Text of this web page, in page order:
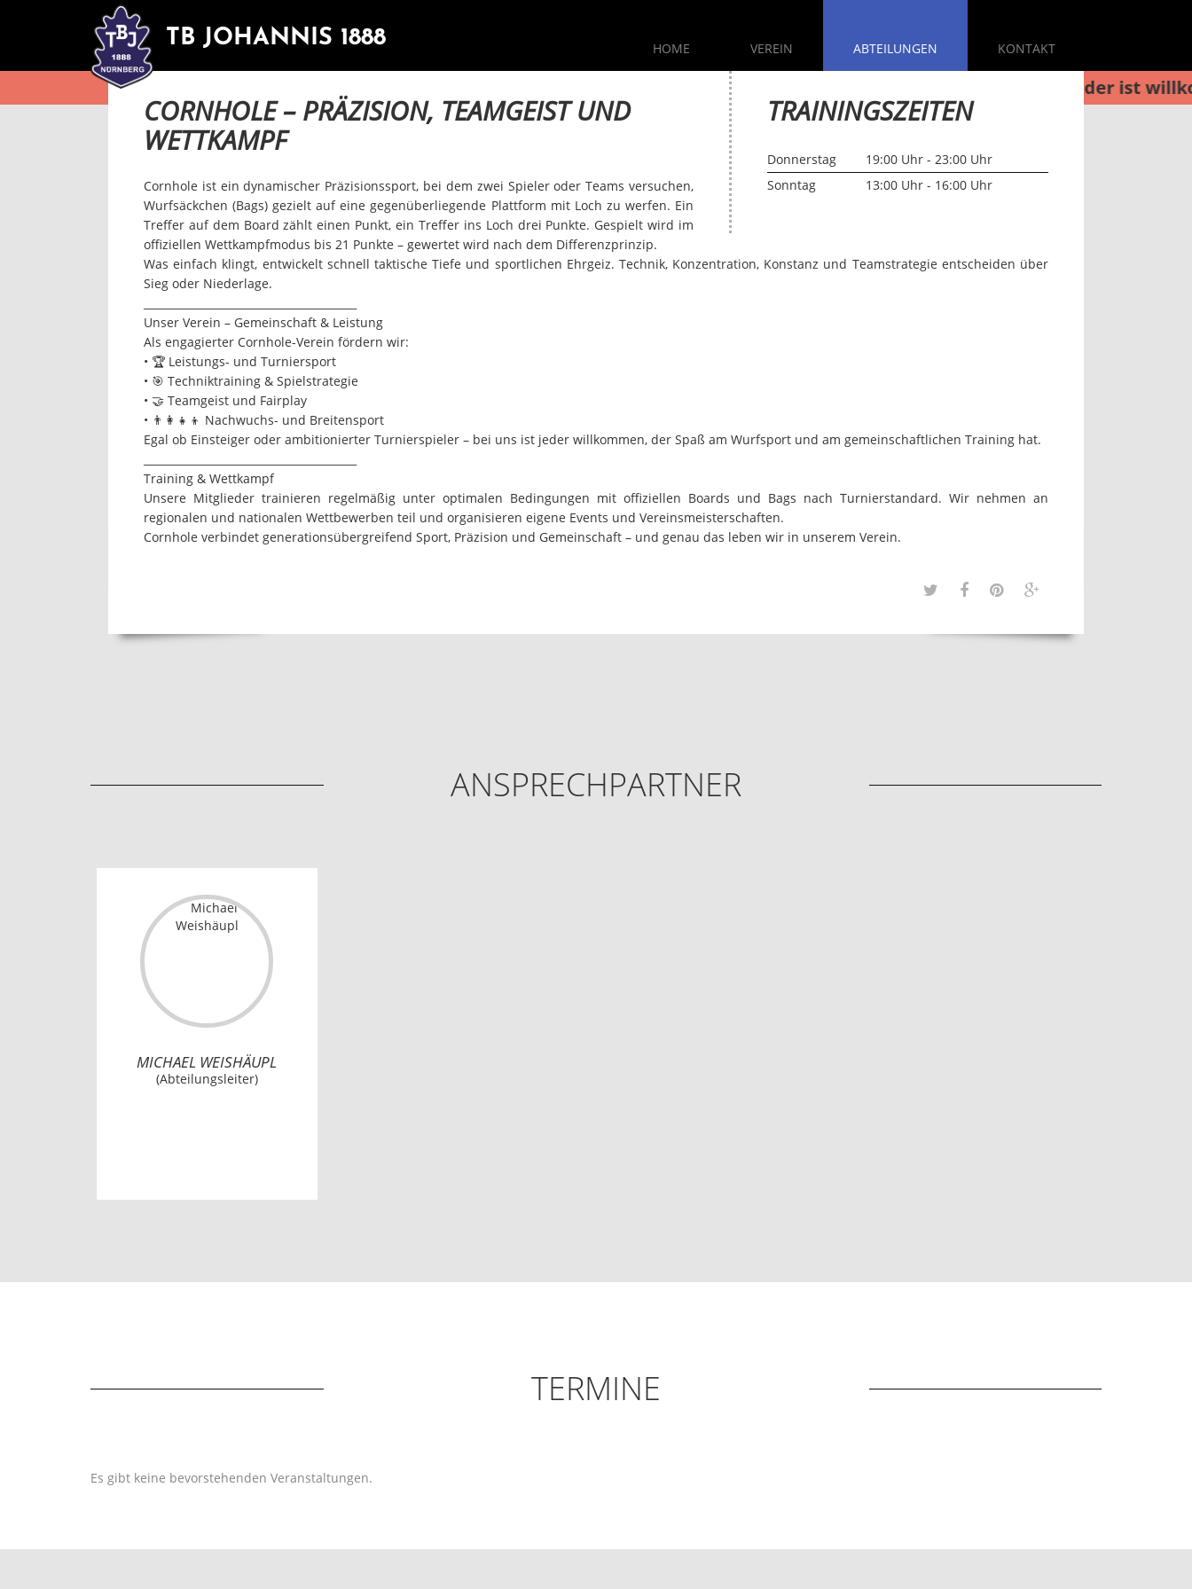
TB JOHANNIS 1888 HOME VEREIN ABTEILUNGEN KONTAKT
Jeden Donnerstag um 19:00 Uhr und Sonntag um 13:00 Uhr Training. Jeder ist
CORNHOLETRAININGSZEITEN
Donnerstag
19:00 Uhr - 23:00 Uhr
Sonntag
13:00 Uhr - 16:00 Uhr
CORNHOLE – PRÄZISION, TEAMGEIST UND
WETTKAMPF
Cornhole ist ein dynamischer Präzisionssport, bei dem zwei Spieler oder Teams versuchen,
Wurfsäckchen (Bags) gezielt auf eine gegenüberliegende Plattform mit Loch zu werfen. Ein
Treffer auf dem Board zählt einen Punkt, ein Treffer ins Loch drei Punkte. Gespielt wird im
offiziellen Wettkampfmodus bis 21 Punkte – gewertet wird nach dem Differenzprinzip.
Was einfach klingt, entwickelt schnell taktische Tiefe und sportlichen Ehrgeiz. Technik, Konzentration, Konstanz und Teamstrategie entscheiden über
Sieg oder Niederlage.
Unser Verein – Gemeinschaft & Leistung
Als engagierter Cornhole-Verein fördern wir:
• 🏆 Leistungs- und Turniersport
• 🎯 Techniktraining & Spielstrategie
• 🤝 Teamgeist und Fairplay
• 👨‍👩‍👧‍👦 Nachwuchs- und Breitensport
Egal ob Einsteiger oder ambitionierter Turnierspieler – bei uns ist jeder willkommen, der Spaß am Wurfsport und am gemeinschaftlichen Training hat.
Training & Wettkampf
Unsere Mitglieder trainieren regelmäßig unter optimalen Bedingungen mit offiziellen Boards und Bags nach Turnierstandard. Wir nehmen an
regionalen und nationalen Wettbewerben teil und organisieren eigene Events und Vereinsmeisterschaften.
Cornhole verbindet generationsübergreifend Sport, Präzision und Gemeinschaft – und genau das leben wir in unserem Verein.
ANSPRECHPARTNER
MICHAEL WEISHÄUPL
(Abteilungsleiter)
TERMINE
Es gibt keine bevorstehenden Veranstaltungen.